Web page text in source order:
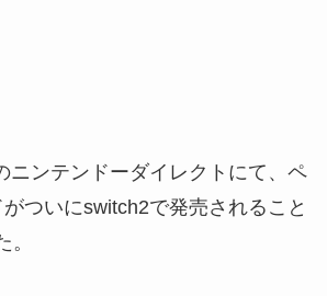
ニンテンドーダイレクトにて、ペ
ついにswitch2で発売されること